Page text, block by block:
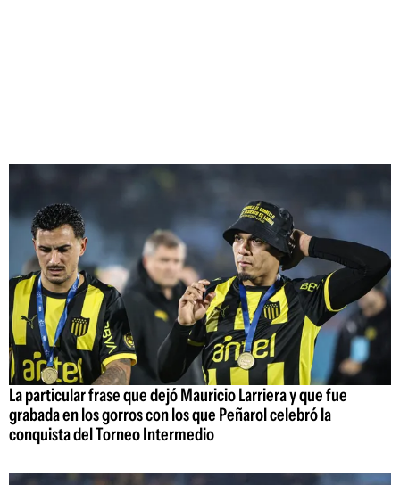
La particular frase que dejó Mauricio Larriera y que fue
grabada en los gorros con los que Peñarol celebró la
conquista del Torneo Intermedio